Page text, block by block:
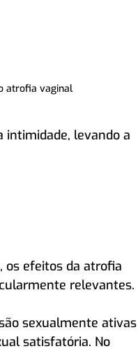
atrofia vaginal
intimidade, levando a
os efeitos da atrofia
relevantes.
sexualmente ativas
satisfatória. No